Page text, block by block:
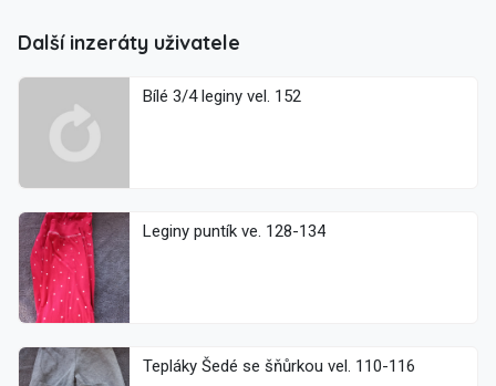
Další inzeráty uživatele
Bílé 3/4 leginy vel. 152
Leginy puntík ve. 128-134
Tepláky Šedé se šňůrkou vel. 110-116